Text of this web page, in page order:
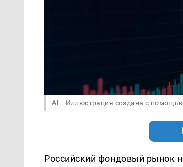
AI Иллюстрация создана с
Российский фондовый рынок